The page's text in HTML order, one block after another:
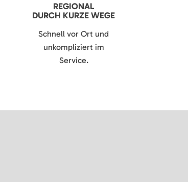
REGIONAL
DURCH KURZE WEGE
Schnell vor Ort und
unkompliziert im
Service.